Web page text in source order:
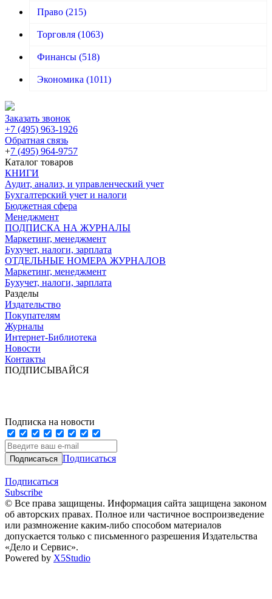
Право (215)
Торговля (1063)
Финансы (518)
Экономика (1011)
Заказать звонок
+7 (495) 963-1926
Обратная связь
+7 (495) 964-9757
Каталог товаров
КНИГИ
Аудит, анализ, и управленческий учет
Бухгалтерский учет и налоги
Бюджетная сфера
Менеджмент
ПОДПИСКА НА ЖУРНАЛЫ
Маркетинг, менеджмент
Бухучет, налоги, зарплата
ОТДЕЛЬНЫЕ НОМЕРА ЖУРНАЛОВ
Маркетинг, менеджмент
Бухучет, налоги, зарплата
Разделы
Издательство
Покупателям
Журналы
Интернет-Библиотека
Новости
Контакты
ПОДПИСЫВАЙСЯ
Подписка на новости
Подписаться
Подписаться
Subscribe
© Все права защищены. Информация сайта защищена законом
об авторских правах. Полное или частичное воспроизведение
или размножение каким-либо способом материалов
допускается только с письменного разрешения Издательства
«Дело и Сервис».
Powered by X5Studio